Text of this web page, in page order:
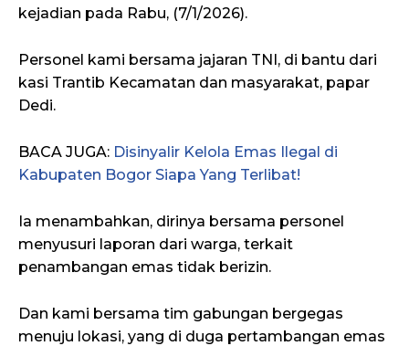
kejadian pada Rabu, (7/1/2026).
Personel kami bersama jajaran TNI, di bantu dari
kasi Trantib Kecamatan dan masyarakat, papar
Dedi.
BACA JUGA: Disinyalir Kelola Emas Ilegal di
Kabupaten Bogor Siapa Yang Terlibat!
Ia menambahkan, dirinya bersama personel
menyusuri laporan dari warga, terkait
penambangan emas tidak berizin.
Dan kami bersama tim gabungan bergegas
menuju lokasi, yang di duga pertambangan emas